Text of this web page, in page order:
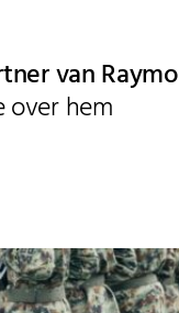
van
hem